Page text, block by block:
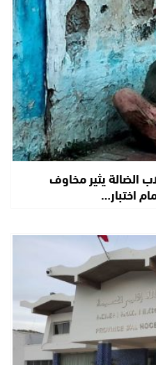
الضالة يثير مخاوف
اختبار…